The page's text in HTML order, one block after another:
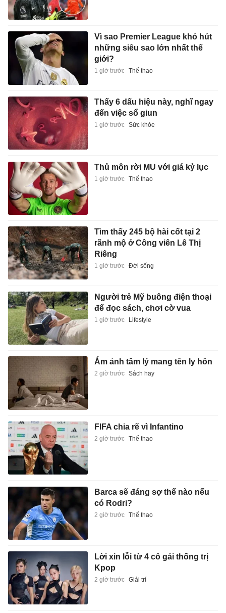
Vì sao Premier League khó hút
những siêu sao lớn nhất thế
giới?
1 giờ trước Thể thao
Thấy 6 dấu hiệu này, nghĩ ngay
đến việc sổ giun
1 giờ trước Sức khỏe
Thủ môn rời MU với giá kỷ lục
1 giờ trước Thể thao
Tìm thấy 245 bộ hài cốt tại 2
rãnh mộ ở Công viên Lê Thị
Riêng
1 giờ trước Đời sống
Người trẻ Mỹ buông điện thoại
để đọc sách, chơi cờ vua
1 giờ trước Lifestyle
Ám ảnh tâm lý mang tên ly hôn
2 giờ trước Sách hay
FIFA chia rẽ vì Infantino
2 giờ trước Thể thao
Barca sẽ đáng sợ thế nào nếu
có Rodri?
2 giờ trước Thể thao
Lời xin lỗi từ 4 cô gái thống trị
Kpop
2 giờ trước Giải trí